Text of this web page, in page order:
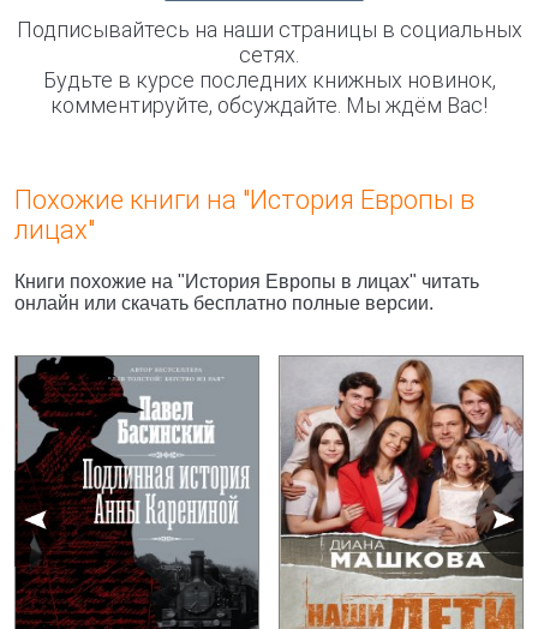
Подписывайтесь на наши страницы в социальных
сетях.
Будьте в курсе последних книжных новинок,
комментируйте, обсуждайте. Мы ждём Вас!
Похожие книги на "История Европы в
лицах"
Книги похожие на "История Европы в лицах" читать
онлайн или скачать бесплатно полные версии.